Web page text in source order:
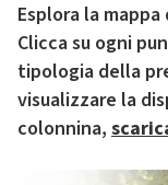
Esplora la
Clicca su ogni
tipologia della
visualizzare la
colonnina,